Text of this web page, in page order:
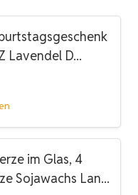
Lavendel D...
im Glas, 4
Sojawachs Lan...